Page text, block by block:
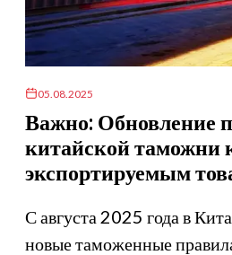
05.08.2025
Важно: Обновление
китайской таможни
экспортируемым
С августа 2025 года в
новые таможенные